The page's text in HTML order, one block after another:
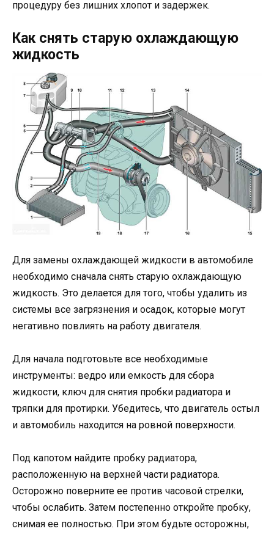
процедуру без лишних хлопот и задержек.
Как снять старую охлаждающую
жидкость
Для замены охлаждающей жидкости в автомобиле
необходимо сначала снять старую охлаждающую
жидкость. Это делается для того, чтобы удалить из
системы все загрязнения и осадок, которые могут
негативно повлиять на работу двигателя.
Для начала подготовьте все необходимые
инструменты: ведро или емкость для сбора
жидкости, ключ для снятия пробки радиатора и
тряпки для протирки. Убедитесь, что двигатель остыл
и автомобиль находится на ровной поверхности.
Под капотом найдите пробку радиатора,
расположенную на верхней части радиатора.
Осторожно поверните ее против часовой стрелки,
чтобы ослабить. Затем постепенно откройте пробку,
снимая ее полностью. При этом будьте осторожны,